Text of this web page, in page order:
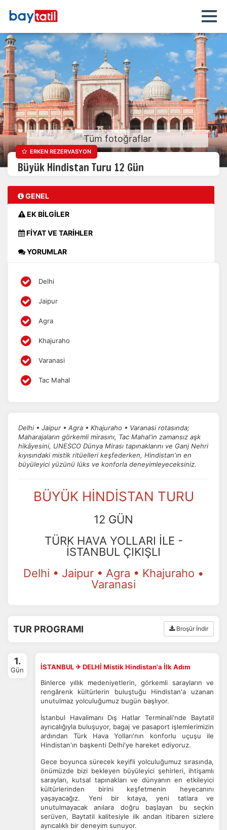
Tüm fotoğraflar
ERKEN REZERVASYON
Büyük Hindistan Turu 12 Gün
GENEL
EK BİLGİLER
FİYAT VE TARİHLER
YORUMLAR
Delhi
Jaipur
Agra
Khajuraho
Varanasi
Tac Mahal
Delhi • Jaipur • Agra • Khajuraho • Varanasi rotasında;
Maharajaların görkemli mirasını, Tac Mahal'in zamansız aşk
hikâyesini, UNESCO Dünya Mirası tapınaklarını ve Ganj Nehri
kıyısındaki mistik ritüelleri keşfederken, Hindistan'ın en
büyüleyici yüzünü lüks ve konforla deneyimleyeceksiniz.
BÜYÜK HİNDİSTAN TURU
12 GÜN
TÜRK HAVA YOLLARI İLE -
İSTANBUL ÇIKIŞLI
Delhi • Jaipur • Agra • Khajuraho •
Varanasi
TUR PROGRAMI Broşür İndir
1.
Gün
İSTANBUL ✈ DELHİ Mistik Hindistan'a İlk Adım
Binlerce yıllık medeniyetlerin, görkemli sarayların ve
rengârenk kültürlerin buluştuğu Hindistan'a uzanan
unutulmaz yolculuğumuz bugün başlıyor.
İstanbul Havalimanı Dış Hatlar Terminali'nde Baytatil
ayrıcalığıyla buluşuyor, bagaj ve pasaport işlemlerimizin
ardından Türk Hava Yolları'nın konforlu uçuşu ile
Hindistan'ın başkenti Delhi'ye hareket ediyoruz.
Gece boyunca sürecek keyifli yolculuğumuz sırasında,
önümüzde bizi bekleyen büyüleyici şehirleri, ihtişamlı
sarayları, kutsal tapınakları ve dünyanın en etkileyici
kültürlerinden birini keşfetmenin heyecanını
yaşayacağız. Yeni bir kıtaya, yeni tatlara ve
unutulmayacak anılara doğru başlayan bu seçkin
serüven, Baytatil kalitesiyle ilk andan itibaren sizlere
ayrıcalıklı bir deneyim sunuyor.